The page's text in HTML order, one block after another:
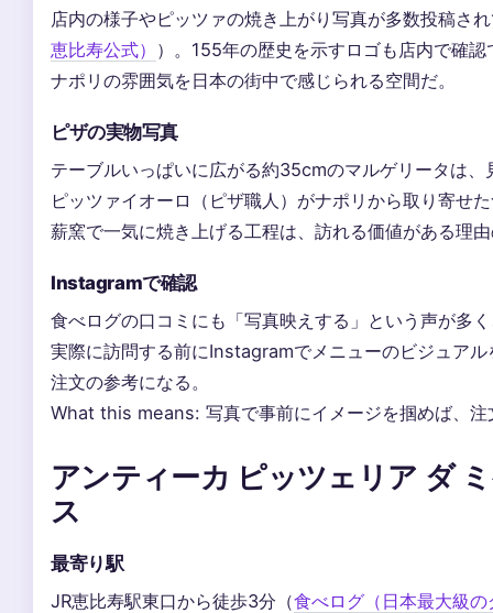
店内の様子やピッツァの焼き上がり写真が多数投稿さ
恵比寿公式） ）。155年の歴史を示すロゴも店内で確認
ナポリの雰囲気を日本の街中で感じられる空間だ。
ピザの実物写真
テーブルいっぱいに広がる約35cmのマルゲリータは
ピッツァイオーロ（ピザ職人）がナポリから取り寄せ
薪窯で一気に焼き上げる工程は、訪れる価値がある理
Instagramで確認
食べログの口コミにも「写真映えする」という声が多
実際に訪問する前にInstagramでメニューのビジュア
注文の参考になる。
What this means: 写真で事前にイメージを掴めば、注
アンティーカ ピッツェリア ダ
ス
最寄り駅
JR恵比寿駅東口から徒歩3分（食べログ（日本最大級